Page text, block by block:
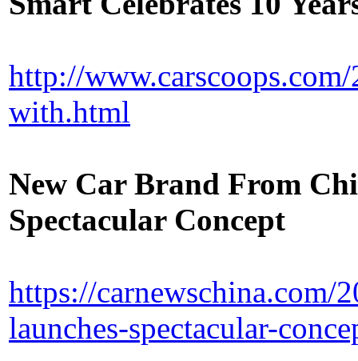
http://
with.html
New Car Brand From
Spectacular Concept
https://carnewschina.com/
launches-spectacular-